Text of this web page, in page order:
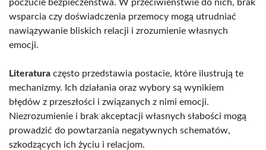
poczucie bezpieczeństwa. W przeciwieństwie do nich, brak
wsparcia czy doświadczenia przemocy mogą utrudniać
nawiązywanie bliskich relacji i zrozumienie własnych
emocji.
Literatura często przedstawia postacie, które ilustrują te
mechanizmy. Ich działania oraz wybory są wynikiem
błędów z przeszłości i związanych z nimi emocji.
Niezrozumienie i brak akceptacji własnych słabości mogą
prowadzić do powtarzania negatywnych schematów,
szkodzących ich życiu i relacjom.